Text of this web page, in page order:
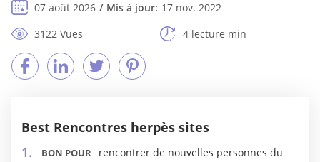
07 août 2026
Mis à jour: 17 nov. 2022
3122 Vues
4 lecture min
Best Rencontres herpès sites
BON POUR
rencontrer de nouvelles personnes du